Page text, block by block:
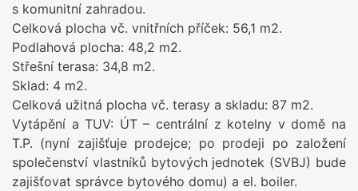
s komunitní zahradou.
Celková plocha vč. vnitřních příček: 56,1 m2.
Podlahová plocha: 48,2 m2.
Střešní terasa: 34,8 m2.
Sklad: 4 m2.
Celková užitná plocha vč. terasy a skladu: 87 m2.
Vytápění a TUV: ÚT – centrální z kotelny v domě na
T.P. (nyní zajišťuje prodejce; po prodeji po založení
společenství vlastníků bytových jednotek (SVBJ) bude
zajišťovat správce bytového domu) a el. boiler.